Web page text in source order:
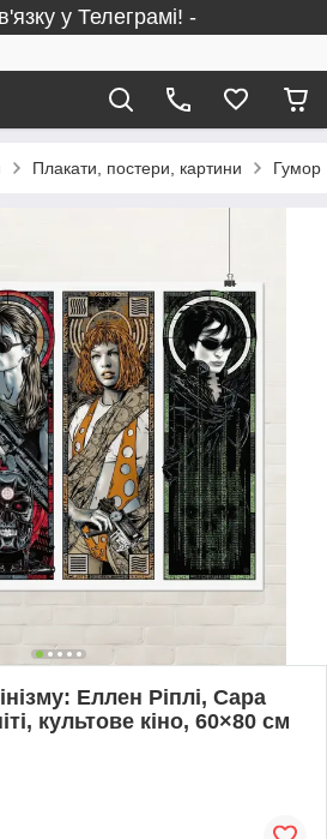
у Телеграмі! -
Плакати, постери, картини Гумор
Еллен Ріплі, Сара
культове кіно, 60×80 см